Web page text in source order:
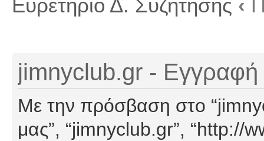
Ευρετήριο Δ. Συζήτησης ‹
jimnyclub.gr - Εγγραφή
Με την πρόσβαση στο
μας”, “jimnyclub.gr”, “http://